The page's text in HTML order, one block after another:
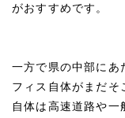
がおすすめです。
一方で県の中部にあ
フィス自体がまだそ
自体は高速道路や一